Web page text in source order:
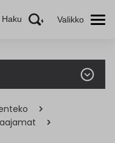
Haku Valikko